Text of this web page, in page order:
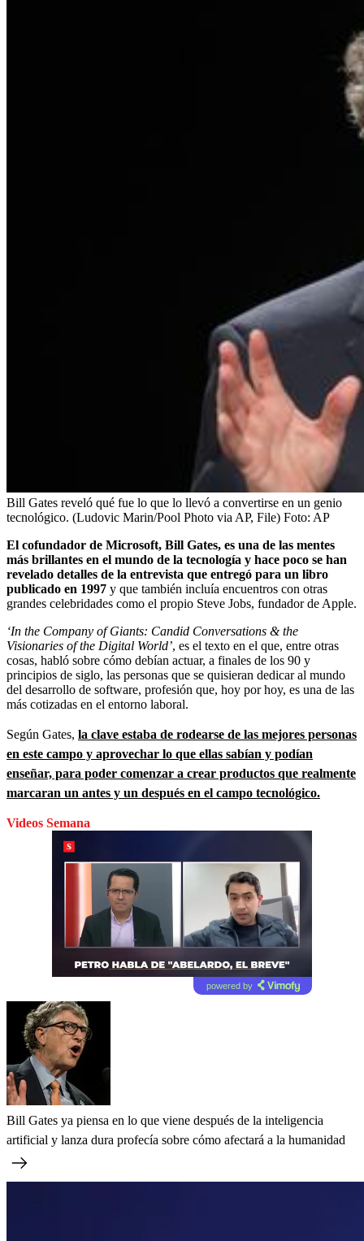
Bill Gates reveló qué fue lo que lo llevó a convertirse en un genio
tecnológico. (Ludovic Marin/Pool Photo via AP, File) Foto: AP
El cofundador de Microsoft, Bill Gates, es una de las mentes
más brillantes en el mundo de la tecnología y hace poco se han
revelado detalles de la entrevista que entregó para un libro
publicado en 1997 y que también incluía encuentros con otras
grandes celebridades como el propio Steve Jobs, fundador de Apple.
‘In the Company of Giants: Candid Conversations & the
Visionaries of the Digital World’, es el texto en el que, entre otras
cosas, habló sobre cómo debían actuar, a finales de los 90 y
principios de siglo, las personas que se quisieran dedicar al mundo
del desarrollo de software, profesión que, hoy por hoy, es una de las
más cotizadas en el entorno laboral.
Según Gates, la clave estaba de rodearse de las mejores personas
en este campo y aprovechar lo que ellas sabían y podían
enseñar, para poder comenzar a crear productos que realmente
marcaran un antes y un después en el campo tecnológico.
Videos Semana
powered by
Bill Gates ya piensa en lo que viene después de la inteligencia
artificial y lanza dura profecía sobre cómo afectará a la humanidad